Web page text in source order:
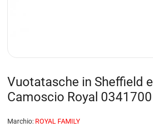
Vuotatasche in Sheffield e
Camoscio Royal 0341700
Marchio: ROYAL FAMILY